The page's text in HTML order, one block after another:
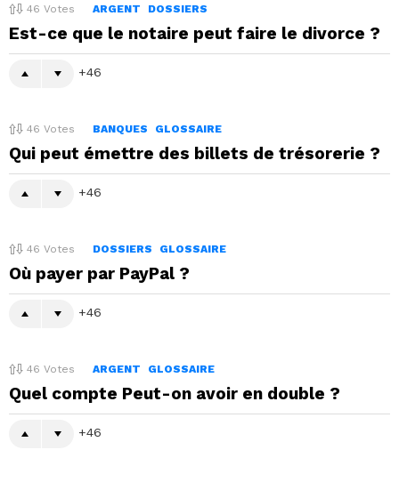
46 Votes ARGENT DOSSIERS
Est-ce que le notaire peut faire le divorce ?
46
46 Votes BANQUES GLOSSAIRE
Qui peut émettre des billets de trésorerie ?
46
46 Votes DOSSIERS GLOSSAIRE
Où payer par PayPal ?
46
46 Votes ARGENT GLOSSAIRE
Quel compte Peut-on avoir en double ?
46